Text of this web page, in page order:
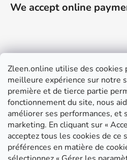
Zleen.online utilise des cookies
meilleure expérience sur notre
première et de tierce partie
fonctionnement du site, nous
améliorer ses performances, et
marketing. En cliquant sur «
acceptez tous les cookies de ce
préférences en matière de
We accept online
Support
Modalités de livraison et
Conditions générales de ventes
RGPD
Instructions de montage